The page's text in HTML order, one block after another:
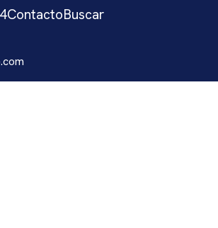
ContactoBuscar